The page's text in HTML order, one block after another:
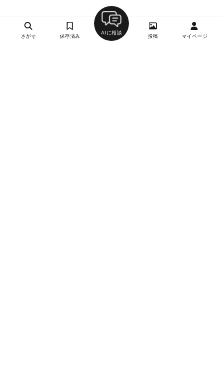
さがす 保存済み
AIに相談
投稿 マイページ